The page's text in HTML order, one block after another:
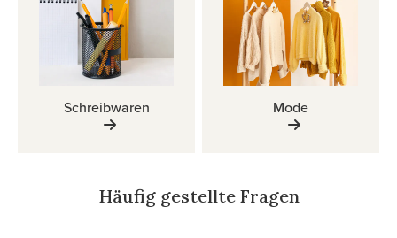
Schreibwaren Mode
Häufig gestellte Fragen